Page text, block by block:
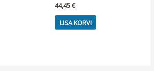
44,45€
LISA KORVI